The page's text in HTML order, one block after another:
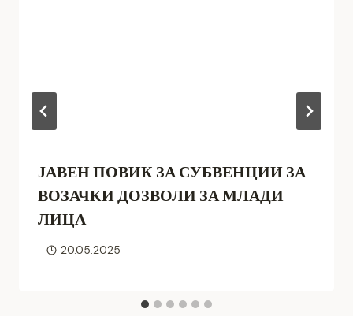
ЈАВЕН ПОВИК ЗА СУБВЕНЦИИ ЗА
ВОЗАЧКИ ДОЗВОЛИ ЗА МЛАДИ
ЛИЦА
20.05.2025